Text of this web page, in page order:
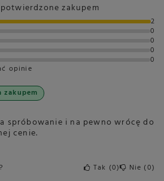
zakupem
2
0
0
0
0
opinie
spróbowanie i na pewno wrócę do
cenie.
Tak 0 Nie 0